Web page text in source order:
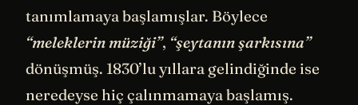
tanımlamaya başlamışlar. Böylece
“meleklerin müziği”, “şeytanın şarkısına”
dönüşmüş. 1830’lu yıllara gelindiğinde ise
neredeyse hiç çalınmamaya başlamış.